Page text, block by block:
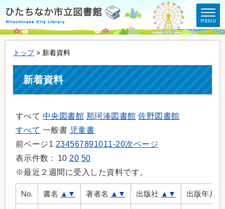
トップ> 新着資料
新着資料
すべて 中央図書館 那珂湊図書館 佐野図書館
すべて 一般書 児童書
前ページ1 234567891011-20次ページ
表示件数 : 10 20 50
※最近２週間に受入した資料です。
No. 書名 ▲ ▼ 著者名 ▲ ▼ 出版社 ▲ ▼ 出版年月